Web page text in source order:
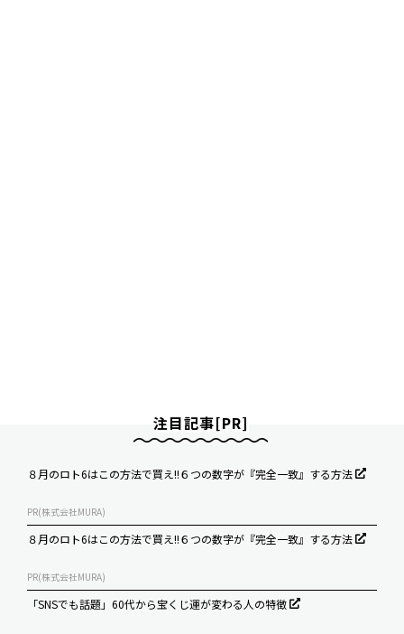
注目記事[PR]
８月のロト6はこの方法で買え!!６つの数字が『完全一致』する方法
PR(株式会社MURA)
８月のロト6はこの方法で買え!!６つの数字が『完全一致』する方法
PR(株式会社MURA)
「SNSでも話題」60代から宝くじ運が変わる人の特徴